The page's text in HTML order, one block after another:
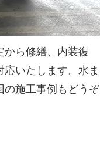
から修繕、内装復
いたします。水ま
の施工事例もどうぞ